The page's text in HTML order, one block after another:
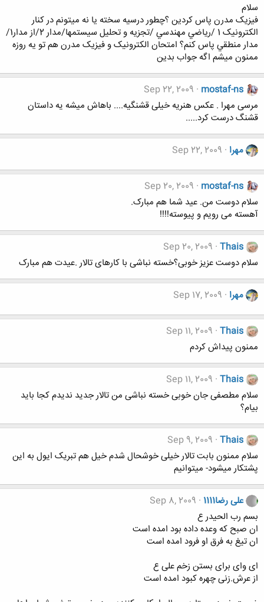
سلام
فيزيک مدرن پاس کردين ؟چطور درسيه سخته يا نه ميتونم در کنار
الکترونيک 1 /رياضي مهندسي /تجزيه و تحليل سيستمها/مدار 2/از مدار1/
مدار منطقي پاس کنم؟ امتحان الکترونيک و فيزيک مدرن هم تو يه روزه
ممنون ميشم اگه جواب بدين
mostaf-ns
Sep 22, 2009
مرسی مهرا . عکس هنریه خیلی قشنگیه.... باهاش میشه یه داستان
قشنگ درست کرد.....
مهرا Sep 22, 2009
mostaf-ns
Sep 20, 2009
سلام دوست من. عید شما هم مبارک.
آهسته می رویم و پیوسته!!!!
Thais
Sep 20, 2009
سلام دوست عزیز خوبی؟خسته نباشی با کارهای تالار .عیدت هم مبارک
مهرا Sep 17, 2009
Thais
Sep 11, 2009
ممنون پیداش کردم
Thais
Sep 11, 2009
سلام مطصفی جان خوبی خسته نباشی من تالار جدید ندیدم کجا باید
بیام؟
Thais
Sep 9, 2009
سلام ممنون بابت تالار خیلی خوشحال شدم خیل هم تبریک ایول به این
پشتکار میشود- میتوانیم
علی رضا1111
Sep 8, 2009
بسم رب الحیدر ع
ان صبح که وعده داده بود امده است
ان تیغ به فرق او فرود امده است
ای وای برای بستن زخم علی ع
از عرش.زنی چهره کبود امده است